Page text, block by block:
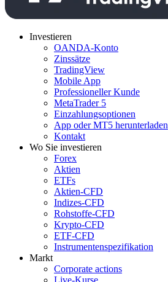
Investieren
OANDA-Konto
Zinssätze
TradingView
Mobile App
Professioneller Kunde
MetaTrader 5
Einzahlungsoptionen
App oder MT5 herunterladen
Kontakt
Wo Sie investieren
Forex
Aktien
ETFs
Aktien-CFD
Indizes-CFD
Rohstoffe-CFD
Krypto-CFD
ETF-CFD
Instrumentenspezifikation
Markt
Corporate actions
Live-Kurse